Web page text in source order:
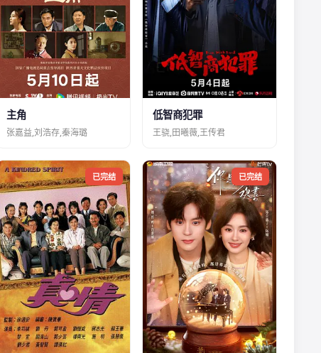
主角
张嘉益,刘浩存,秦海璐
低智商犯罪
王骁,田曦薇,王传君
已完结 已完结